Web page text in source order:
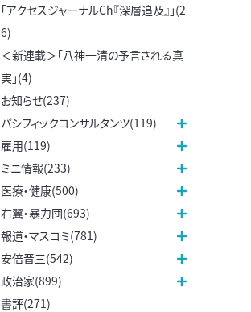
「アクセスジャーナルCh『深層追及』」(2
6)
＜新連載＞「八神一清の予言される真
実」(4)
お知らせ(237)
パシフィックコンサルタンツ(119)
雇用(119)
ミニ情報(233)
医療・健康(500)
右翼・暴力団(693)
報道・マスコミ(781)
安倍晋三(542)
政治家(899)
書評(271)